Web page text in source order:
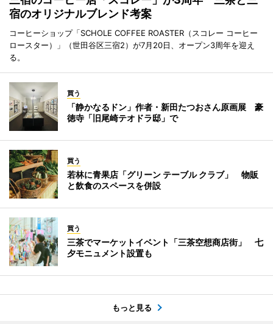
宿のオリジナルブレンド考案
コーヒーショップ「SCHOLE COFFEE ROASTER（スコレー コーヒー
ロースター）」（世田谷区三宿2）が7月20日、オープン3周年を迎え
る。
買う
「静かなるドン」作者・新田たつおさん原画展 豪
徳寺「旧尾崎テオドラ邸」で
買う
若林に青果店「グリーン テーブル クラブ」 物販
と飲食のスペースを併設
買う
三茶でマーケットイベント「三茶空想商店街」 七
夕モニュメント設置も
もっと見る